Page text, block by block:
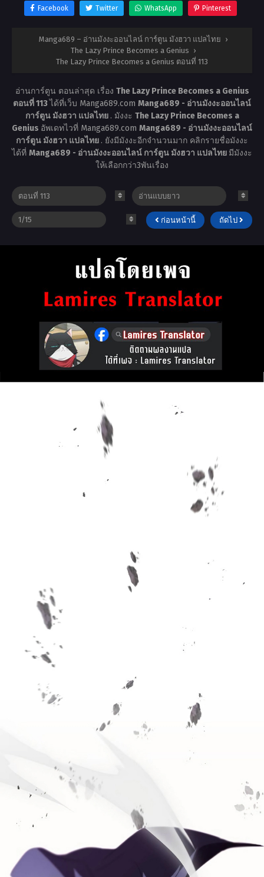
Facebook Twitter WhatsApp Pinterest
Manga689 – อ่านมังงะออนไลน์ การ์ตูน มังฮวา แปลไทย ›
The Lazy Prince Becomes a Genius ›
The Lazy Prince Becomes a Genius ตอนที่ 113
อ่านการ์ตูน ตอนล่าสุด เรื่อง The Lazy Prince Becomes a Genius
ตอนที่ 113ได้ที่เว็บ Manga689.com Manga689 - อ่านมังงะออนไลน์
การ์ตูน มังฮวา แปลไทย . มังงะ The Lazy Prince Becomes a
Genius อัพเดทไวที่ Manga689.com Manga689 - อ่านมังงะออนไลน์
การ์ตูน มังฮวา แปลไทย . ยังมีมังงะอีกจำนวนมาก คลิกรายชื่อมังงะ
ได้ที่ Manga689 - อ่านมังงะออนไลน์ การ์ตูน มังฮวา แปลไทย มีมังงะ
ให้เลือกกว่า3พันเรื่อง
ก่อนหน้านี้ ถัดไป